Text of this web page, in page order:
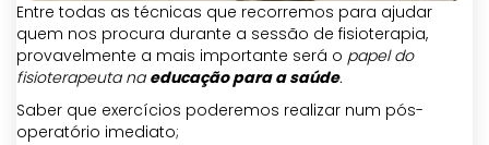
Entre todas as técnicas que recorremos para ajudar
quem nos procura durante a sessão de fisioterapia,
provavelmente a mais importante será o papel do
fisioterapeuta naeducação para a saúde.
Saber que exercícios poderemos realizar num pós-
operatório imediato;